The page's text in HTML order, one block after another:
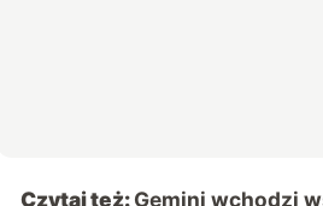
Czytaj też:Gemini wchodzi